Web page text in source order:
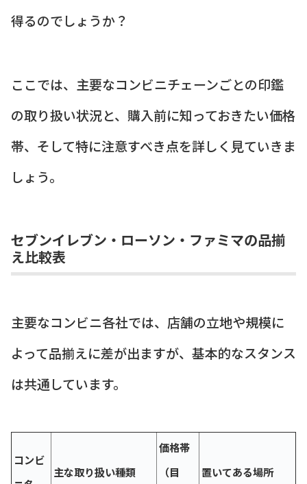
得るのでしょうか？
ここでは、主要なコンビニチェーンごとの印鑑
の取り扱い状況と、購入前に知っておきたい価格
帯、そして特に注意すべき点を詳しく見ていきま
しょう。
セブンイレブン・ローソン・ファミマの品揃
え比較表
主要なコンビニ各社では、店舗の立地や規模に
よって品揃えに差が出ますが、基本的なスタンス
は共通しています。
コンビ
主な取り扱い種類
価格帯
（目
置いてある場所